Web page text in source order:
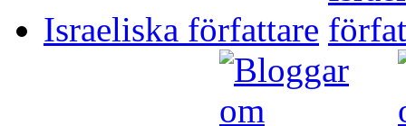
Israeliska författare